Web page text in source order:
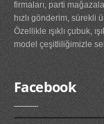
firmaları, parti
hızlı gönderim, sürekli
Özellikle ışıklı çubuk,
model çeşitliliğimizle
Facebook